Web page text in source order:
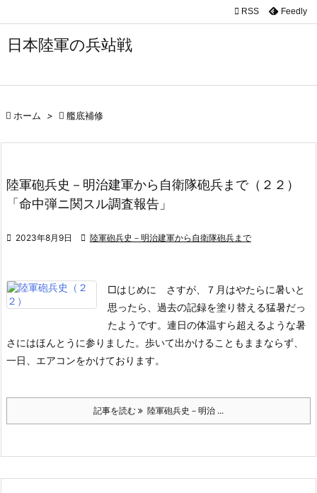
日本陸軍の兵站戦

検索
 RSS Feedly
 ホーム >  艦底補修
陸軍砲兵史－明治建軍から自衛隊砲兵まで（２２）
「命中弾ニ関スル調査報告」
 2023年8月9日  陸軍砲兵史－明治建軍から自衛隊砲兵まで
□はじめに
さすが、７月はやたらに暑いと
思ったら、過去の記録を塗り替える猛暑だっ
たようです。連日の体温すら超えるような暑
さにはほんとうに参りました。歩いて出かけることもままならず、
一日、エアコンをかけております。
記事を読む 陸軍砲兵史－明治 ...